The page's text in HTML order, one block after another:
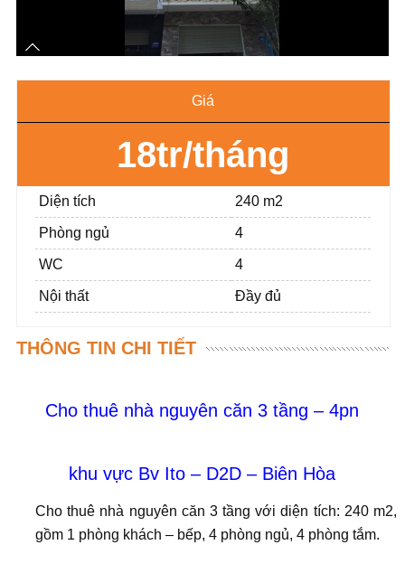
Giá
18tr/tháng
Diện tích 240 m2
Phòng ngủ 4
WC 4
Nội thất Đầy đủ
THÔNG TIN CHI TIẾT
Cho thuê nhà nguyên căn 3 tầng – 4pn
khu vực Bv Ito – D2D – Biên Hòa
Cho thuê nhà nguyên căn 3 tầng với diện tích: 240 m2,
gồm 1 phòng khách – bếp, 4 phòng ngủ, 4 phòng tắm.